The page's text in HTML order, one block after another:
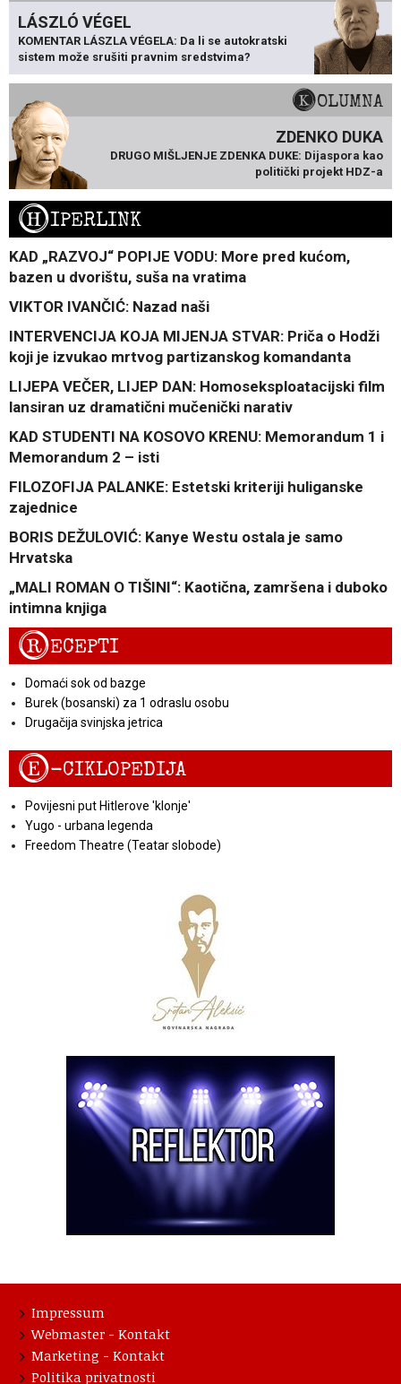
LÁSZLÓ VÉGEL
KOMENTAR LÁSZLA VÉGELA: Da li se autokratski
sistem može srušiti pravnim sredstvima?
KOLUMNA
ZDENKO DUKA
DRUGO MIŠLJENJE ZDENKA DUKE: Dijaspora kao
politički projekt HDZ-a
HIPERLINK
KAD „RAZVOJ“ POPIJE VODU: More pred kućom,
bazen u dvorištu, suša na vratima
VIKTOR IVANČIĆ: Nazad naši
INTERVENCIJA KOJA MIJENJA STVAR: Priča o Hodži
koji je izvukao mrtvog partizanskog komandanta
LIJEPA VEČER, LIJEP DAN: Homoseksploatacijski film
lansiran uz dramatični mučenički narativ
KAD STUDENTI NA KOSOVO KRENU: Memorandum 1 i
Memorandum 2 – isti
FILOZOFIJA PALANKE: Estetski kriteriji huliganske
zajednice
BORIS DEŽULOVIĆ: Kanye Westu ostala je samo
Hrvatska
„MALI ROMAN O TIŠINI“: Kaotična, zamršena i duboko
intimna knjiga
RECEPTI
Domaći sok od bazge
Burek (bosanski) za 1 odraslu osobu
Drugačija svinjska jetrica
E-CIKLOPEDIJA
Povijesni put Hitlerove 'klonje'
Yugo - urbana legenda
Freedom Theatre (Teatar slobode)
Impressum
Webmaster - Kontakt
Marketing - Kontakt
Politika privatnosti